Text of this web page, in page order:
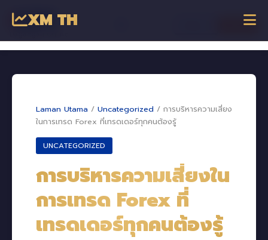
XM TH เริ่มเทรด
Laman Utama / Uncategorized / การบริหารความเสี่ยง
ในการเทรด Forex ที่เทรดเดอร์ทุกคนต้องรู้
UNCATEGORIZED
การบริหารความเสี่ยงใน
การเทรด Forex ที่
เทรดเดอร์ทุกคนต้องรู้